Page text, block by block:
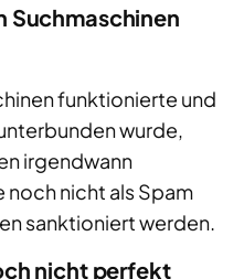
Suchmaschinen
funktionierte und
wurde,
irgendwann
nicht als Spam
sanktioniert werden.
nicht perfekt